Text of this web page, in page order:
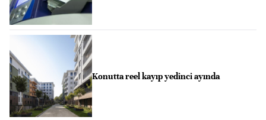
Konutta reel kayıp yedinci ayında